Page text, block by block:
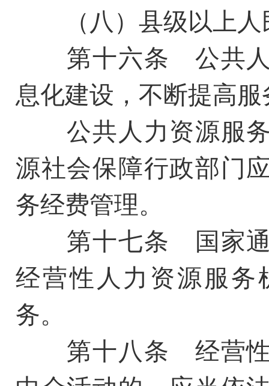
（八）县级以上人
第十六条 公共人
息化建设，不断提高
公共人力资源服务
源社会保障行政部门
务经费管理。
第十七条 国家通
经营性人力资源服务
务。
第十八条 经营性